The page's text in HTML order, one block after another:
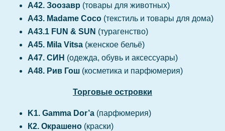
А42. Зоозавр (товары для животных)
А43. Madame Coco (текстиль и товары для дома)
А43.1 FUN & SUN (турагенство)
А45. Mila Vitsa (женское бельё)
А47. СИН (одежда, обувь и аксессуары)
А48. Рив Гош (косметика и парфюмерия)
Торговые островки
K1. Gamma Dor’a (парфюмерия)
К2. Окрашено (краски)